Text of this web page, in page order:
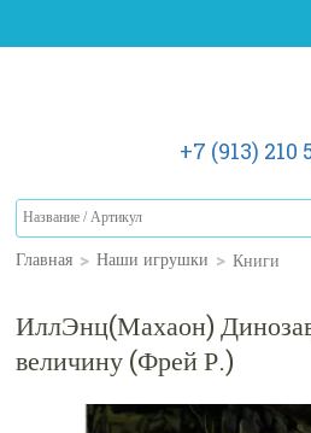
+7 (913) 210
Главная > Наши игрушки > Книги
ИллЭнц(Махаон)
величину (Фрей Р.)